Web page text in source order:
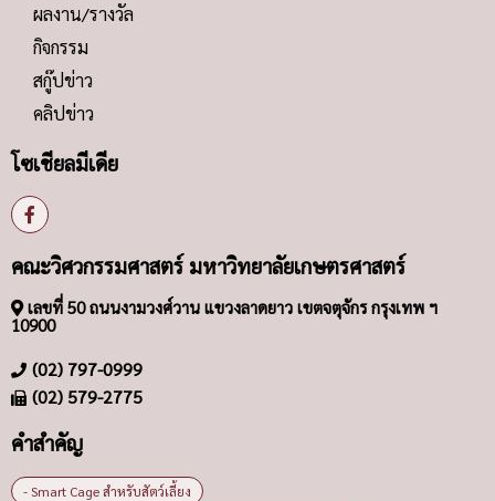
ผลงาน/รางวัล
กิจกรรม
สกู๊ปข่าว
คลิปข่าว
โซเชียลมีเดีย
คณะวิศวกรรมศาสตร์ มหาวิทยาลัยเกษตรศาสตร์
เลขที่ 50 ถนนงามวงศ์วาน แขวงลาดยาว เขตจตุจักร กรุงเทพ ฯ
10900
(02) 797-0999
(02) 579-2775
คำสำคัญ
- Smart Cage สำหรับสัตว์เลี้ยง